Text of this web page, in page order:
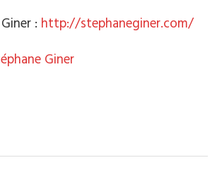
: http://stephaneginer.com/
Giner